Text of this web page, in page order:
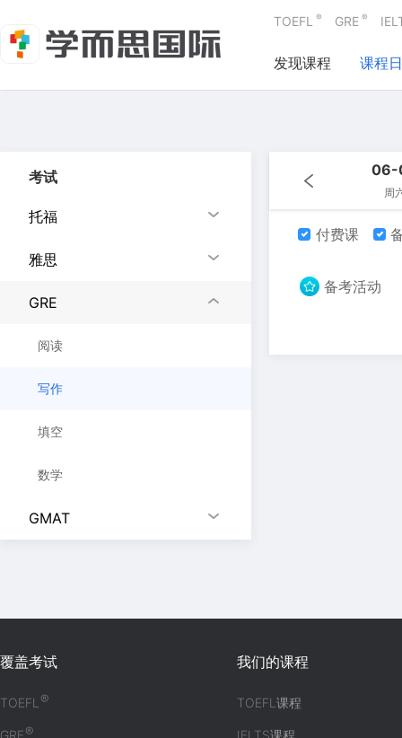
TOEFL ® GRE ®
发现课程 课程
考试
托福
雅思
GRE
阅读
写作
填空
数学
GMAT
06-
周
付费课
备考活动
覆盖考试
TOEFL®
GRE®
我们的课程
TOEFL课程
IELTS课程